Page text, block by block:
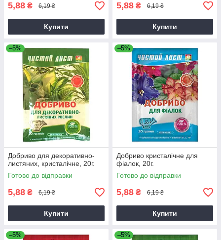
5,88 ₴ 6,19 ₴
Купити
5,88 ₴ 6,19 ₴
Купити
–5%
Добриво для декоративно-
листяних, кристалічне, 20г.
Готово до відправки
5,88 ₴ 6,19 ₴
Купити
–5%
Добриво кристалічне для
фіалок, 20г.
Готово до відправки
5,88 ₴ 6,19 ₴
Купити
–5% –5%